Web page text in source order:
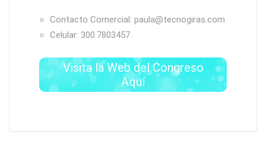
Contacto Comercial: paula@tecnogiras.com
Celular: 300.7803457
Visita la Web del Congreso
Aquí